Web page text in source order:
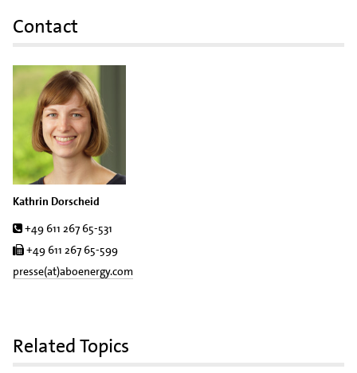
Contact
Kathrin Dorscheid
Tel.
+49 611 267 65-531
Fax
+49 611 267 65-599
presse(at)aboenergy.com
Related Topics